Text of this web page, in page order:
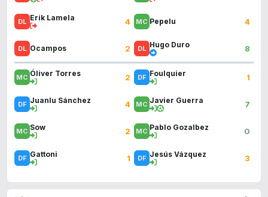
Erik Lamela 4
Ocampos 2
Óliver Torres 2
Juanlu Sánchez 4
Sow 2
Gattoni 1
Pepelu 4
Hugo Duro 8
Foulquier 1
Javier Guerra 7
Pablo Gozalbez 0
Jesús Vázquez 3